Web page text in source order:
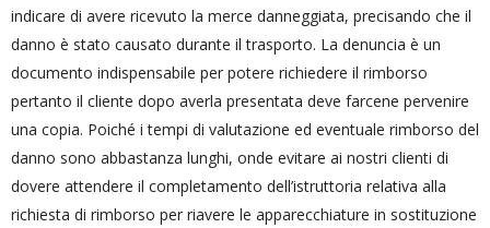
indicare di avere ricevuto la merce danneggiata, precisando che il
danno è stato causato durante il trasporto. La denuncia è un
documento indispensabile per potere richiedere il rimborso
pertanto il cliente dopo averla presentata deve farcene pervenire
una copia. Poiché i tempi di valutazione ed eventuale rimborso del
danno sono abbastanza lunghi, onde evitare ai nostri clienti di
dovere attendere il completamento dell’istruttoria relativa alla
richiesta di rimborso per riavere le apparecchiature in sostituzione